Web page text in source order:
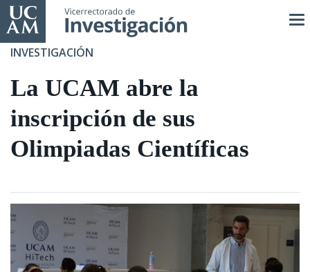
Pasar
al
contenido
INVESTIGACIÓN
La UCAM abre la
inscripción de sus
Olimpiadas Científicas